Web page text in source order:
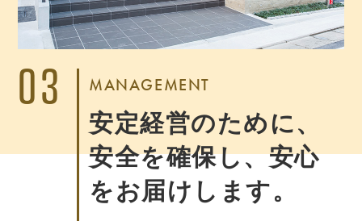
03 MANAGEMENT
安定経営のために、
安全を確保し、安心
をお届けします。